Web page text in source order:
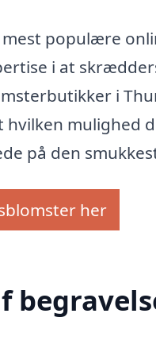
populære
i at
i
mulighed
på den
her